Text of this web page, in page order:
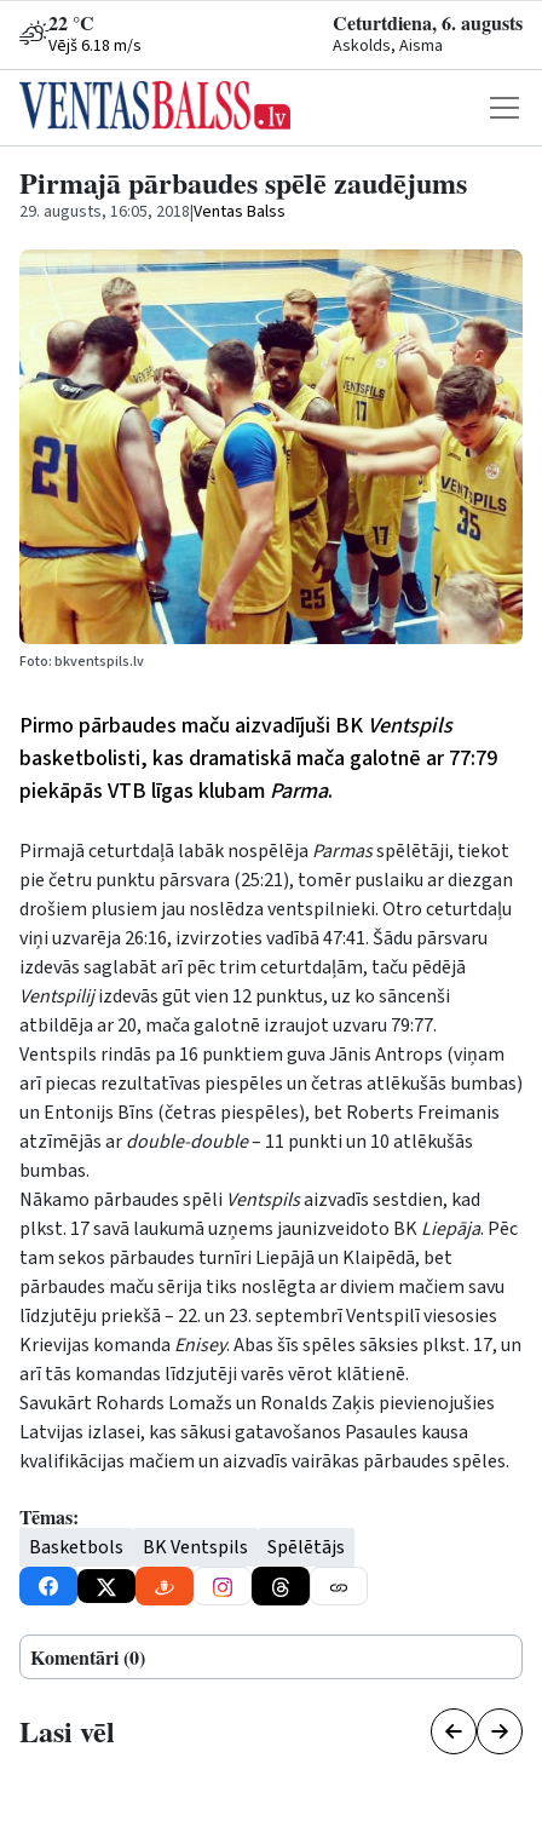
22 °C
Vējš 6.18 m/s
Ceturtdiena, 6. augusts
Askolds, Aisma
Pirmajā pārbaudes spēlē zaudējums
29. augusts, 16:05, 2018|Ventas Balss
Foto: bkventspils.lv
Pirmo pārbaudes maču aizvadījuši BK Ventspils
basketbolisti, kas dramatiskā mača galotnē ar 77:79
piekāpās VTB līgas klubam Parma.
Pirmajā ceturtdaļā labāk nospēlēja Parmasspēlētāji, tiekot
pie četru punktu pārsvara (25:21), tomēr puslaiku ar diezgan
drošiem plusiem jau noslēdza ventspilnieki. Otro ceturtdaļu
viņi uzvarēja 26:16, izvirzoties vadībā 47:41. Šādu pārsvaru
izdevās saglabāt arī pēc trim ceturtdaļām, taču pēdējā
Ventspilijizdevās gūt vien 12 punktus, uz ko sāncenši
atbildēja ar 20, mača galotnē izraujot uzvaru 79:77.
Ventspils rindās pa 16 punktiem guva Jānis Antrops (viņam
arī piecas rezultatīvas piespēles un četras atlēkušās bumbas)
un Entonijs Bīns (četras piespēles), bet Roberts Freimanis
atzīmējās ardouble-double– 11 punkti un 10 atlēkušās
bumbas.
Nākamo pārbaudes spēli Ventspilsaizvadīs sestdien, kad
plkst. 17 savā laukumā uzņems jaunizveidoto BKLiepāja. Pēc
tam sekos pārbaudes turnīri Liepājā un Klaipēdā, bet
pārbaudes maču sērija tiks noslēgta ar diviem mačiem savu
līdzjutēju priekšā – 22. un 23. septembrī Ventspilī viesosies
Krievijas komanda Enisey. Abas šīs spēles sāksies plkst. 17, un
arī tās komandas līdzjutēji varēs vērot klātienē.
Savukārt Rohards Lomažs un Ronalds Zaķis pievienojušies
Latvijas izlasei, kas sākusi gatavošanos Pasaules kausa
kvalifikācijas mačiem un aizvadīs vairākas pārbaudes spēles.
Tēmas:
Basketbols BK Ventspils Spēlētājs
Komentāri (0)
Lasi vēl